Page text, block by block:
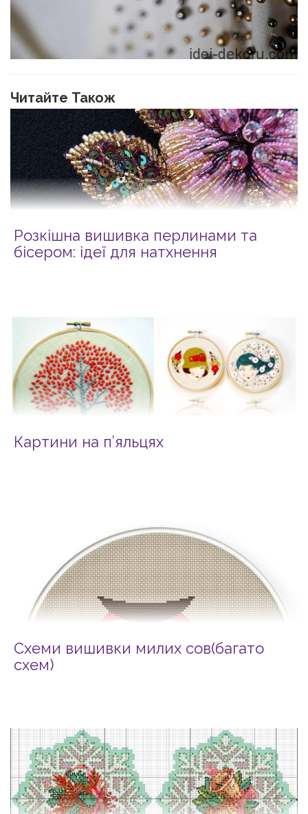
Читайте Також
Розкішна вишивка перлинами та
бісером: ідеї для натхнення
Картини на п’яльцях
Схеми вишивки милих сов(багато
схем)